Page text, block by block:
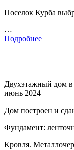
Поселок Курба
…
Подробнее
Двухэтажный дом в
июнь 2024
Дом построен и
Фундамент:
Кровля.